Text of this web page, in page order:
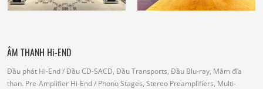
ÂM THANH Hi-END
Đầu phát Hi-End/ Đầu CD-SACD, Đầu Transports, Đầu Blu-ray, Mâm đĩa
than. Pre-Amplifier Hi-End/ Phono Stages, Stereo Preamplifiers, Multi-